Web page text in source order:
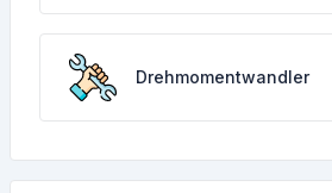
Drehmomentwandler